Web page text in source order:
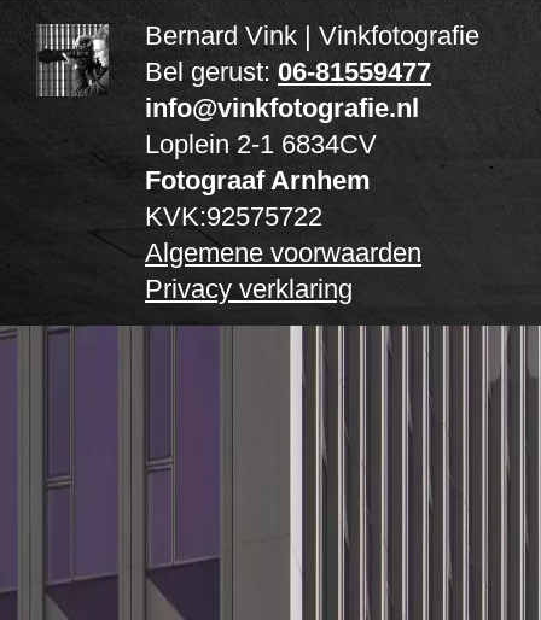
Bernard Vink | Vinkfotografie
Bel gerust: 06-81559477
info@vinkfotografie.nl
Loplein 2-1 6834CV
Fotograaf Arnhem
KVK:92575722
Algemene voorwaarden
Privacy verklaring